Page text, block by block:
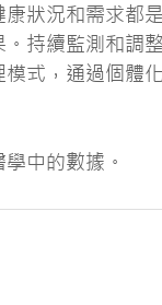
狀況和需求都
持續監測和調
式，通過個體
中的數據。